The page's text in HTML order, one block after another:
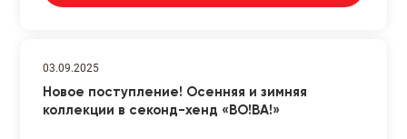
03.09.2025
Новое поступление! Осенняя и зимняя
коллекции в секонд-хенд «ВО!ВА!»